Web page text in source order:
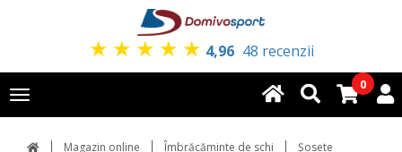
★ ★ ★ ★ ★ 4,96 48 recenzii
Toggle
navigation
0
Magazin online Îmbrăcăminte de schi Șosete